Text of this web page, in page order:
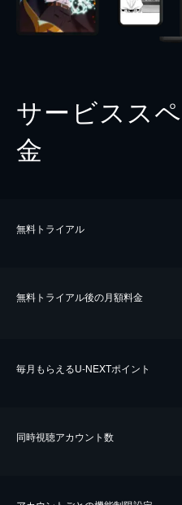
サービスス
金
無料トライアル
無料トライアル後の⽉額料金
毎⽉もらえるU-NEXTポイント
同時視聴アカウント数